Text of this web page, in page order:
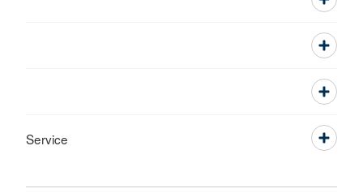
Service